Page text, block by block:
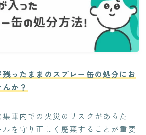
ったままのスプレー缶の処分にお
か？
車内での火災のリスクがあるた
を守り正しく廃棄することが重要